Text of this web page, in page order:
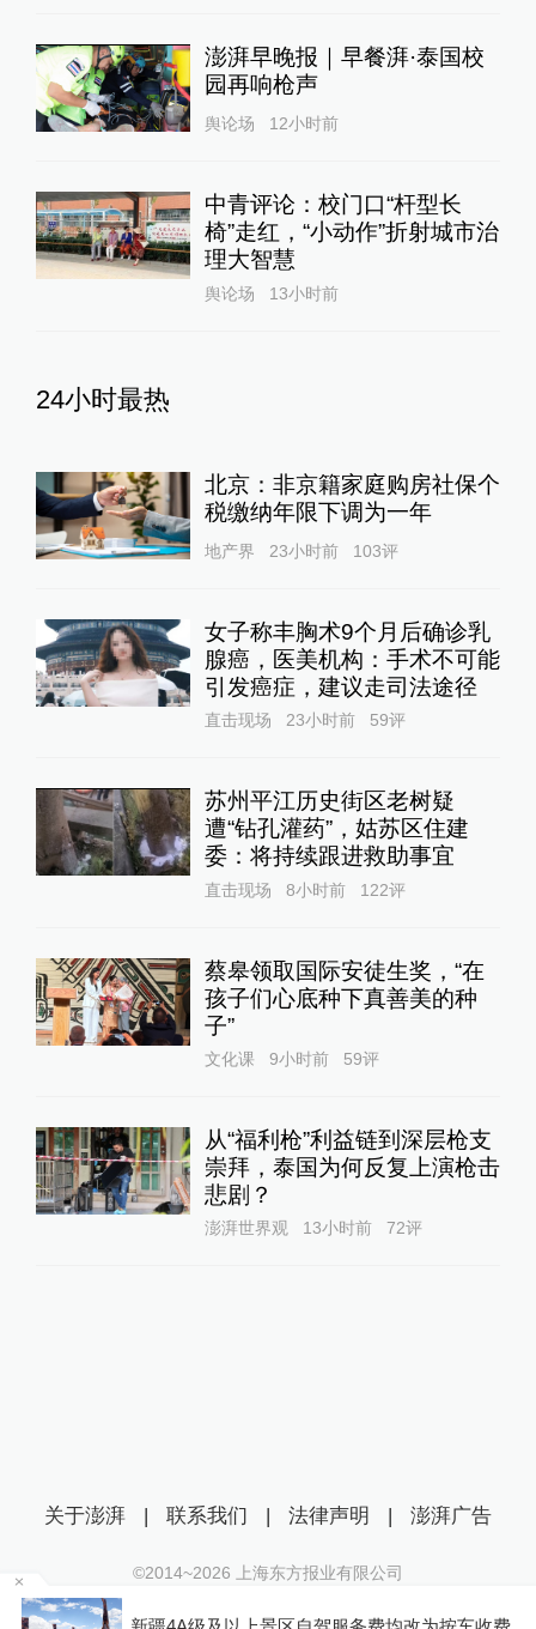
澎湃早晚报｜早餐湃·泰国校
园再响枪声
舆论场 12小时前
中青评论：校门口“杆型长
椅”走红，“小动作”折射城市治
理大智慧
舆论场 13小时前
24小时最热
北京：非京籍家庭购房社保个
税缴纳年限下调为一年
地产界 23小时前 103评
女子称丰胸术9个月后确诊乳
腺癌，医美机构：手术不可能
引发癌症，建议走司法途径
直击现场 23小时前 59评
苏州平江历史街区老树疑
遭“钻孔灌药”，姑苏区住建
委：将持续跟进救助事宜
直击现场 8小时前 122评
蔡皋领取国际安徒生奖，“在
孩子们心底种下真善美的种
子”
文化课 9小时前 59评
从“福利枪”利益链到深层枪支
崇拜，泰国为何反复上演枪击
悲剧？
澎湃世界观 13小时前 72评
关于澎湃 | 联系我们 | 法律声明 | 澎湃广告
©2014~2026 上海东方报业有限公司
沪ICP证：沪B2-20170116 | 沪ICP备14003370号